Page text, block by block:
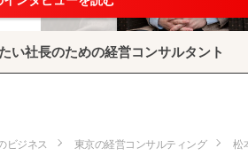
い社長のための経営コンサルタント
ビジネス 東京の経営コンサルティング
松